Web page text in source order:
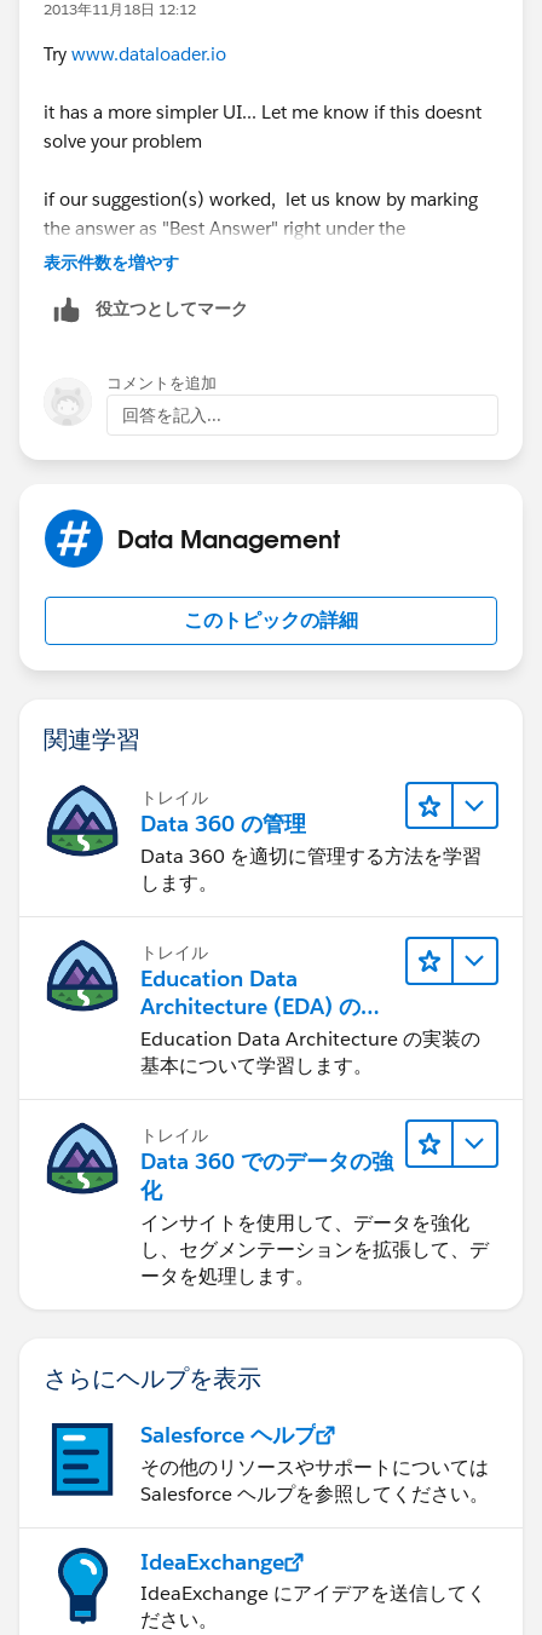
2013年11月18日 12:12
Try www.dataloader.io
it has a more simpler UI... Let me know if this doesnt
solve your problem
if our suggestion(s) worked, let us know by marking
the answer as "Best Answer" right under the
comment.This will help the rest of the community
you!
Shivanath
表示件数を増やす
役立つとしてマーク
コメントを追加
回答を記入...
Data Management
このトピックの詳細
関連学習
トレイル
Data 360 の管理
Data 360 を適切に管理する方法を学習
します。
トレイル
Education Data
Architecture (EDA) の管
理
Education Data Architecture の実装の
基本について学習します。
トレイル
Data 360 でのデータの強
化
インサイトを使用して、データを強化
し、セグメンテーションを拡張して、デ
ータを処理します。
さらにヘルプを表示
Salesforce ヘルプ
その他のリソースやサポートについては
Salesforce ヘルプを参照してください。
IdeaExchange
IdeaExchange にアイデアを送信してく
ださい。